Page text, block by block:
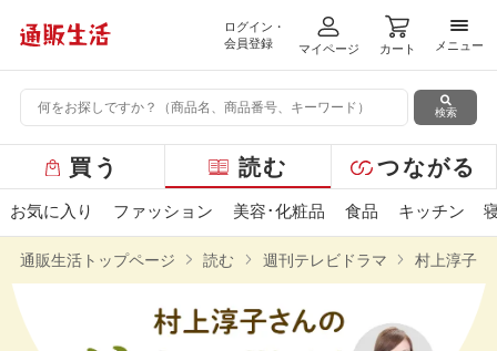
ログイン・
会員登録
マイページ カート
メニ
メニュー
検索
ー
バ
ニ
買う 読む つながる
お気に入り ファッション 美容･化粧品 食品 キッチン
通販生活トップページ 読む 週刊テレビドラマ 村上淳子さ